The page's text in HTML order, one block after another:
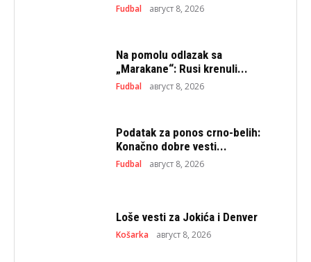
Fudbal август 8, 2026
Na pomolu odlazak sa
„Marakane“: Rusi krenuli...
Fudbal август 8, 2026
Podatak za ponos crno-belih:
Konačno dobre vesti...
Fudbal август 8, 2026
Loše vesti za Jokića i Denver
Košarka август 8, 2026